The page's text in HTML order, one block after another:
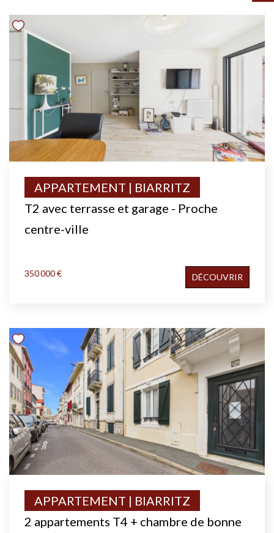
T2 avec terrasse et garage - Proche
centre-ville
APPARTEMENT | BIARRITZ
350 000 € DÉCOUVRIR
2 appartements T4 + chambre de bonne
APPARTEMENT | BIARRITZ